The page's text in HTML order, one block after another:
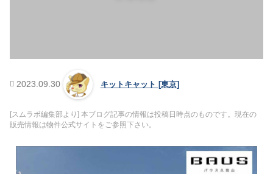
2023.09.30 キットキャット [東京]
[スムラボ編集部より] 本ブログ記事の情報は投稿日時点のものです。現在の
販売情報は物件公式サイトをご参照下さい。